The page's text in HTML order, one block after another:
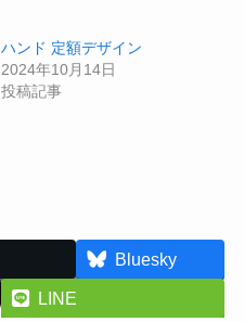
ハンド 定額デザイン
2024年10月14日
投稿記事
Bluesky
LINE